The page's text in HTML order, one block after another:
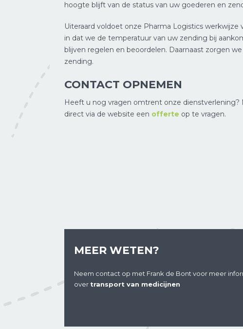
hoogte blijft van de status van uw goederen en
Uiteraard voldoet onze Pharma Logistics werkwijze
in dat we de temperatuur van uw zending bij
blijven regelen en beoordelen. Daarnaast zorgen
zending.
CONTACT OPNEMEN
Heeft u nog vragen omtrent onze dienstverlening?
direct via de website een offerte op te vragen.
MEER WETEN?
Neem contact op met Frank de Bont voor meer
over transport van medicijnen